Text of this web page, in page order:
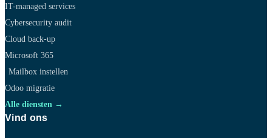
IT-managed services
Cybersecurity audit
Cloud back-up
Microsoft 365
Mailbox instellen
Odoo migratie
Alle diensten →
Vind ons